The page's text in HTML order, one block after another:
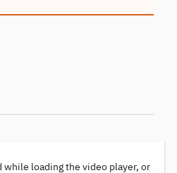
while loading the video player, or